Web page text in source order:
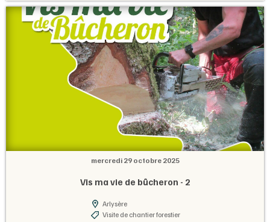
mercredi 29 octobre 2025
Vis ma vie de bûcheron - 2
Arlysère
Visite de chantier forestier